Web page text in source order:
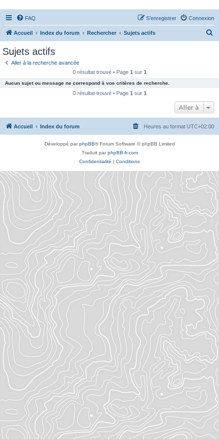
FAQ Connexion
S’enregistrer
Accueil Index du forum Rechercher Sujets actifs
c
e
Sujets actifs
Aller à la recherche avancée
0 résultat trouvé • Page 1 sur 1
Aucun sujet ou message ne correspond à vos critères de recherche.
0 résultat trouvé • Page 1 sur 1
Aller à
Accueil Index du forum Heures au format UTC+02:00
Développé parphpBB® Forum Software © phpBB Limited
Traduit parphpBB-fr.com
Confidentialité | Conditions